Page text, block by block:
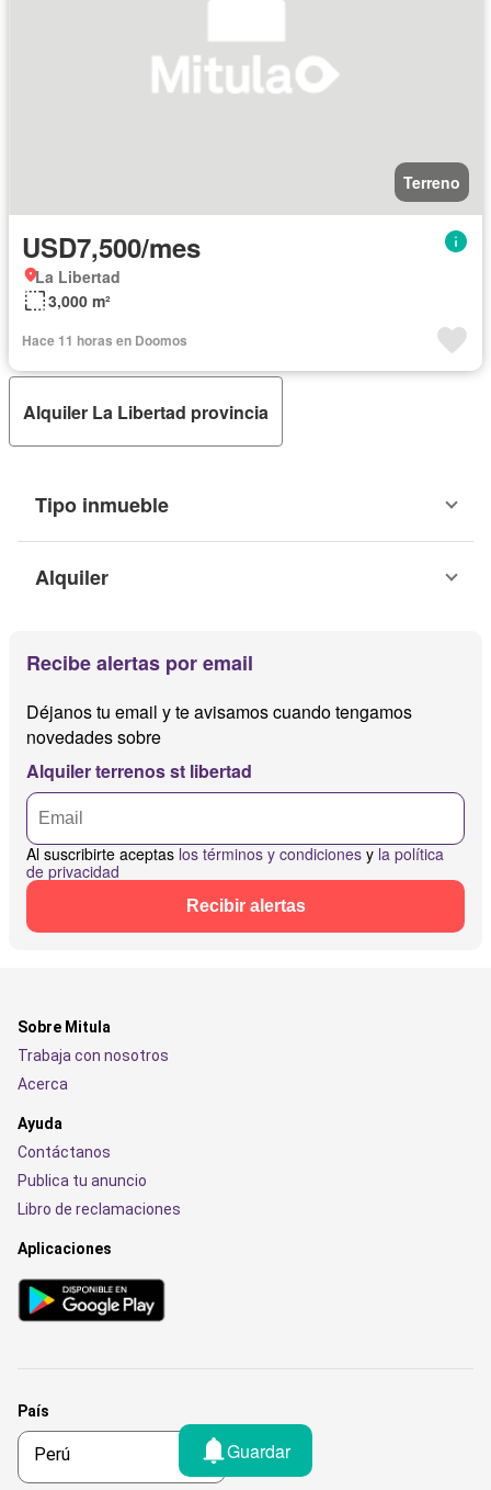
Terreno
USD7,500/mes
La Libertad
3,000 m²
Hace 11 horas en Doomos
Alquiler La Libertad provincia
Tipo inmueble
Alquiler
Recibe alertas por email
Déjanos tu email y te avisamos cuando tengamos
novedades sobre
Alquiler terrenos st libertad
Al suscribirte aceptas los términos y condiciones y la política
de privacidad
Recibir alertas
Guardar
Sobre Mitula
Trabaja con nosotros
Acerca
Ayuda
Contáctanos
Publica tu anuncio
Libro de reclamaciones
Aplicaciones
País